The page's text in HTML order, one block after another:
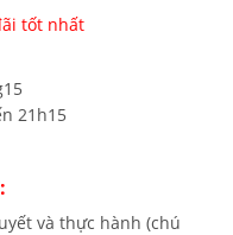
tốt nhất
21h15
và thực hành (chú